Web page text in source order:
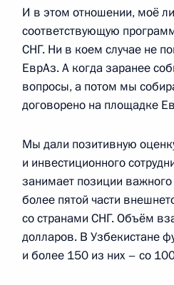
Заявления для прессы
переговоров
10 декабря 2014 года, 14:30
Начало российско-
10 декабря 2014 года, 13:35
Начало встречи с
Каримовым
И в этом отношении, моё
соответствующую
СНГ. Ни в коем случае не
ЕврАз. А когда заранее
вопросы, а потом мы
договорено на площадке
Мы дали позитивную
и инвестиционного
занимает позиции важного
более пятой части
со странами СНГ. Объём
долларов. В Узбекистане
и более 150 из них – со